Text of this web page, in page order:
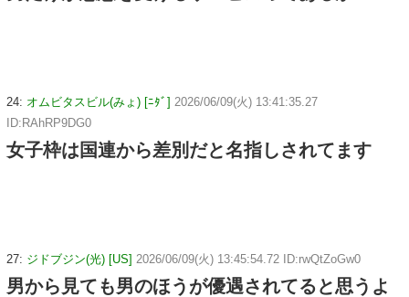
24: オムビタスビル(みょ) [ﾆﾀﾞ] 2026/06/09(火) 13:41:35.27
ID:RAhRP9DG0
女子枠は国連から差別だと名指しされてます
27: ジドブジン(光) [US] 2026/06/09(火) 13:45:54.72 ID:rwQtZoGw0
男から見ても男のほうが優遇されてると思うよ